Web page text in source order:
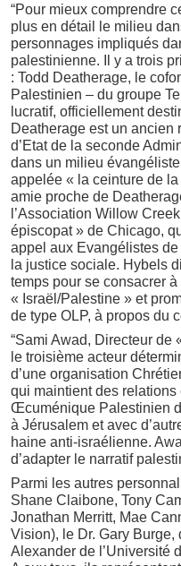
“Pour mieux comprendre
plus en détail le milieu
personnages impliqués
palestinienne. Il y a trois
: Todd Deatherage, le
Palestinien – du groupe
lucratif, officiellement
Deatherage est un ancien
d’Etat de la seconde
dans un milieu
appelée « la ceinture de
amie proche de
l’Association Willow
épiscopat » de Chicago,
appel aux Evangélistes
la justice sociale. Hybels
temps pour se consacrer
« Israël/Palestine » et
de type OLP, à propos du
“Sami Awad, Directeur de
le troisième acteur
d’une organisation
qui maintient des
Œcuménique Palestinien
à Jérusalem et avec
haine anti-israélienne.
d’adapter le narratif
Parmi les autres
Shane Claibone, Tony
Jonathan Merritt, Mae
Vision), le Dr. Gary Burge,
Alexander de l’Université